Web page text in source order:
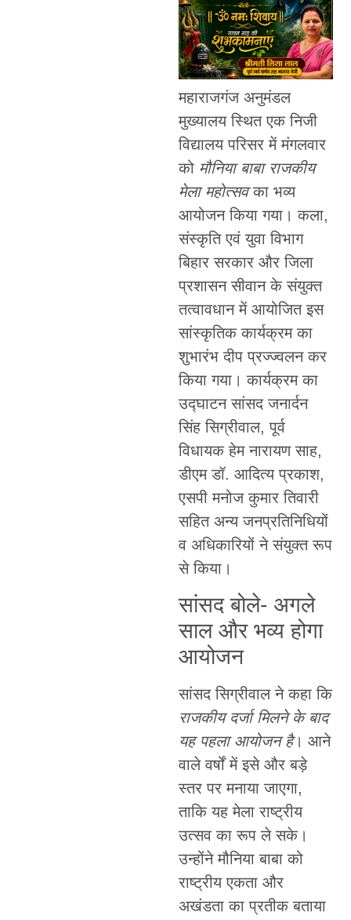
महाराजगंज अनुमंडल
मुख्यालय स्थित एक निजी
विद्यालय परिसर में मंगलवार
को मौनिया बाबा राजकीय
मेला महोत्सवका भव्य
आयोजन किया गया। कला,
संस्कृति एवं युवा विभाग
बिहार सरकार और जिला
प्रशासन सीवान के संयुक्त
तत्वावधान में आयोजित इस
सांस्कृतिक कार्यक्रम का
शुभारंभ दीप प्रज्ज्वलन कर
किया गया। कार्यक्रम का
उद्घाटन सांसद जनार्दन
सिंह सिग्रीवाल, पूर्व
विधायक हेम नारायण साह,
डीएम डॉ. आदित्य प्रकाश,
एसपी मनोज कुमार तिवारी
सहित अन्य जनप्रतिनिधियों
व अधिकारियों ने संयुक्त रूप
से किया।
सांसद बोले- अगले
साल और भव्य होगा
आयोजन
सांसद सिग्रीवाल ने कहा कि
राजकीय दर्जा मिलने के बाद
यह पहला आयोजन है। आने
वाले वर्षों में इसे और बड़े
स्तर पर मनाया जाएगा,
ताकि यह मेला राष्ट्रीय
उत्सव का रूप ले सके।
उन्होंने मौनिया बाबा को
राष्ट्रीय एकता और
अखंडता का प्रतीक बताया